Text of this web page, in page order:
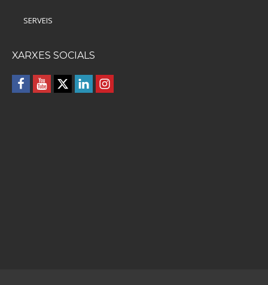
SERVEIS
XARXES SOCIALS